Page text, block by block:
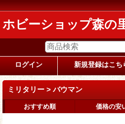
ホビーショップ森の
ログイン 新規登録はこち
ミリタリー > バウマン
おすすめ順 価格の安